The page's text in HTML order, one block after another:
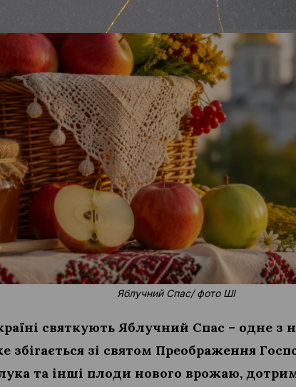
Яблучний Спас/ фото ШІ
святкують Яблучний Спас – одне з
збігається зі святом Преображення
та інші плоди нового врожаю,